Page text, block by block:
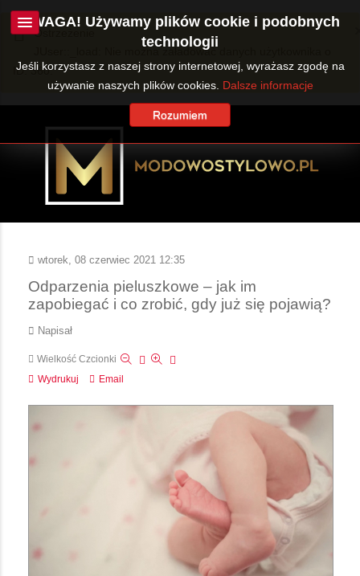
Ostrzeżenie
JUser::_load: Nie można załadować danych użytkownika o
ID: 360.
wtorek, 08 czerwiec 2021 12:35
Odparzenia pieluszkowe – jak im
zapobiegać i co zrobić, gdy już się pojawią?
Napisał
Wielkość Czcionki
Wydrukuj
Email
UWAGA! Używamy plików cookie i podobnych
technologii
Jeśli korzystasz z naszej strony internetowej, wyrażasz zgodę na
używanie naszych plików cookies. Dalsze informacje
Rozumiem